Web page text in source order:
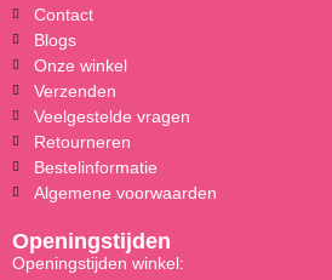
Contact
Blogs
Onze winkel
Verzenden
Veelgestelde vragen
Retourneren
Bestelinformatie
Algemene voorwaarden
Openingstijden
Openingstijden winkel: